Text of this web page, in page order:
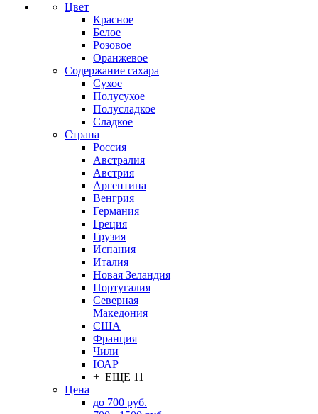
Цвет
Красное
Белое
Розовое
Оранжевое
Содержание сахара
Сухое
Полусухое
Полусладкое
Сладкое
Страна
Россия
Австралия
Австрия
Аргентина
Венгрия
Германия
Греция
Грузия
Испания
Италия
Новая Зеландия
Португалия
Северная
Македония
США
Франция
Чили
ЮАР
+ ЕЩЕ 11
Цена
до 700 руб.